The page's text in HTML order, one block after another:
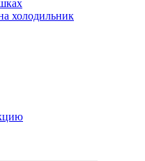
холодильник